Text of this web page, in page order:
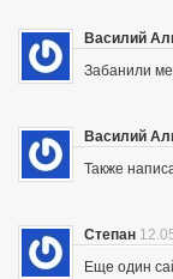
Василий
Забанили
Василий
Также
Степан
Еще один